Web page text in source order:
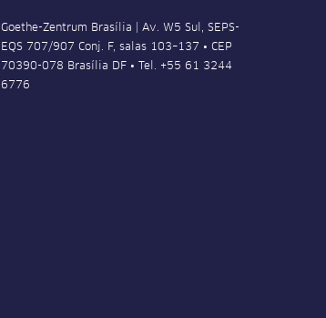
Goethe-Zentrum Brasília | Av. W5 Sul, SEPS-
EQS 707/907 Conj. F, salas 103–137 • CEP
70390-078 Brasília DF • Tel. +55 61 3244
6776